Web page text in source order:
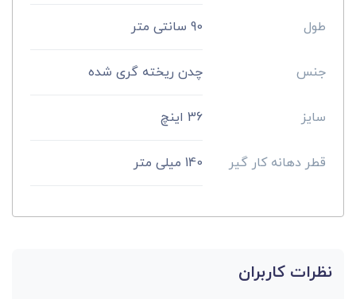
طول 90 سانتی متر
جنس چدن ریخته گری شده
سایز 36 اینچ
قطر دهانه کار گیر 140 میلی ‌متر
نظرات کاربران